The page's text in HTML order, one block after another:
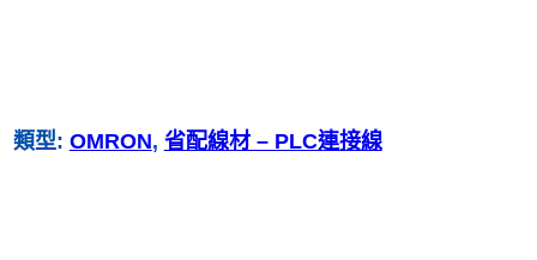
類型: OMRON, 省配線材 – PLC連接線